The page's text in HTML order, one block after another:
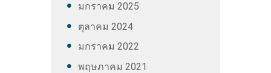
มกราคม 2025
ตุลาคม 2024
มกราคม 2022
พฤษภาคม 2021